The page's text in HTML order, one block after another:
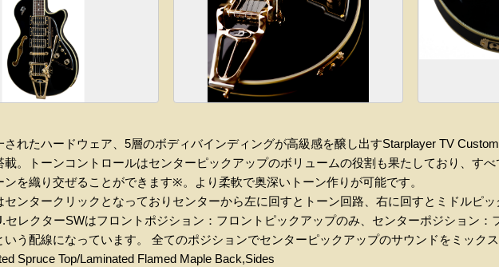
れたハードウェア、 5層のボディバインディングが高級感を醸し出すStarplayer TV Custom
載。トーンコントロールはセンターピックアップのボリュームの役割も果たしており、す
ンを織り交ぜることができます※。より柔軟で奥深いトーン作りが可能です。
センタークリックとなっておりセンターから左に回すとトーン回路、右に回すとミドルピ
セレクターSWはフロントポジション：フロントピックアップのみ、センターポジション：
いう配線になっています。 全てのポジションでセンターピックアップのサウンドをミックス
Spruce Top/Laminated Flamed Maple Back,Sides